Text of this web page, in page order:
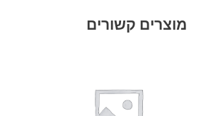
מוצרים קשורים